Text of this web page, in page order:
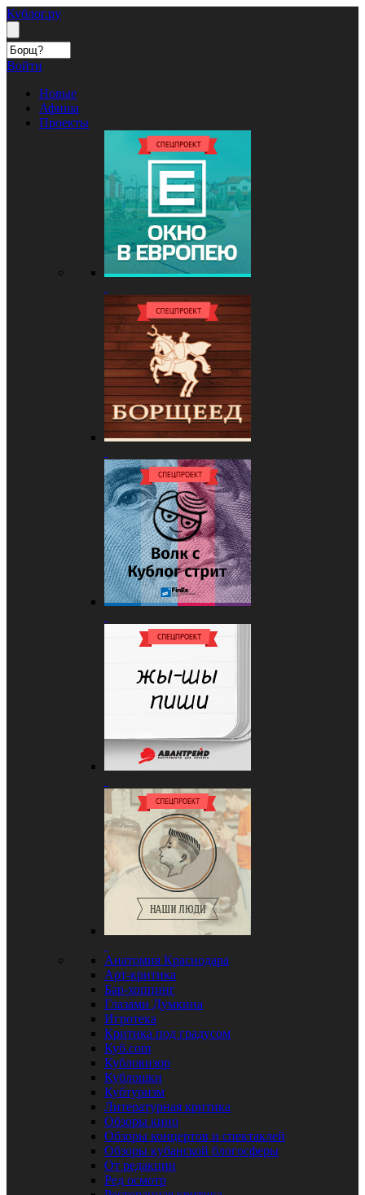
Кублог.ру
Войти
Новые
Афиша
Проекты
Анатомия Краснодара
Арт-критика
Бар-хоппинг
Глазами Думкина
Игротека
Критика под градусом
Куб.com
Кубловизор
Кублошки
Кубтуризм
Литературная критика
Обзоры кино
Обзоры концертов и спектаклей
Обзоры кубанской блогосферы
От редакции
Ред осмотр